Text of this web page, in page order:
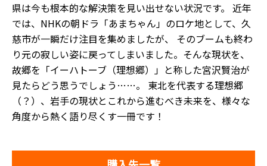
県は今も根本的な解決策を見い出せない状況です。 近年
では、NHKの朝ドラ「あまちゃん」のロケ地として、久
慈市が一瞬だけ注目を集めましたが、 そのブームも終わ
り元の寂しい姿に戻ってしまいました。そんな現状を、
故郷を「イーハトーブ（理想郷）」と称した宮沢賢治が
見たらどう思うでしょう……。 東北を代表する理想郷
（？）、岩手の現状とこれから進むべき未来を、様々な
角度から熱く語り尽くす一冊です！